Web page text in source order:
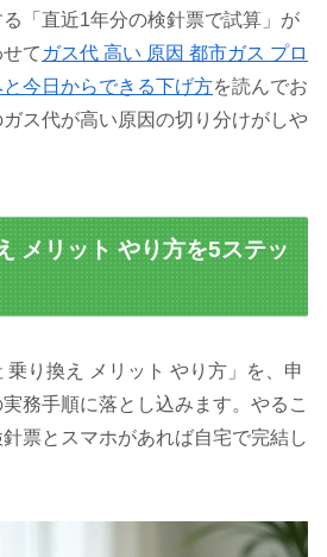
「直近1年分の検針票で試算」が
て ガス代 高い 原因 都市ガス プロ
今日からできる下げ方を読んでお
ス代が高い原因の切り分けがしや
メリット やり方を5ステッ
乗り換え メリット やり方」を、申
務手順に落とし込みます。やるこ
票とスマホがあれば自宅で完結し